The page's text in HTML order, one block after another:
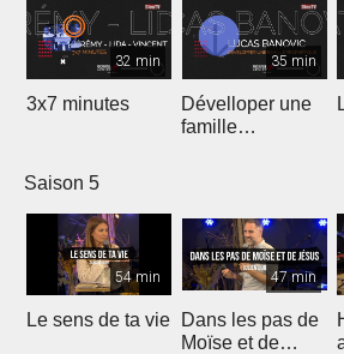
32 min
3x7 minutes
35 min
Dévelloper une
famille
Saison 5
54 min
Le sens de ta vie
47 min
Dans les pas de
Moïse et de